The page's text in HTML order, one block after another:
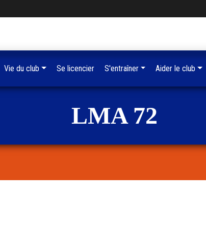
LMA 72
Vie du club Se licencier S'entraîner Aider le club